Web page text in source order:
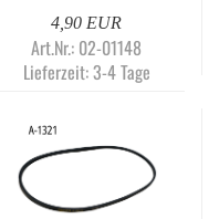
4,90 EUR
Art.Nr.: 02-01148
Lieferzeit:3-4 Tage